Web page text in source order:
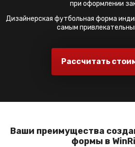
при оформлении
Дизайнерская футбольная форма
самым
Рассчитать
Ваши преимущества
формы в